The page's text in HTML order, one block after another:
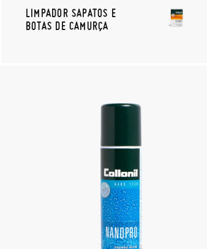
LIMPADOR SAPATOS E
BOTAS DE CAMURÇA